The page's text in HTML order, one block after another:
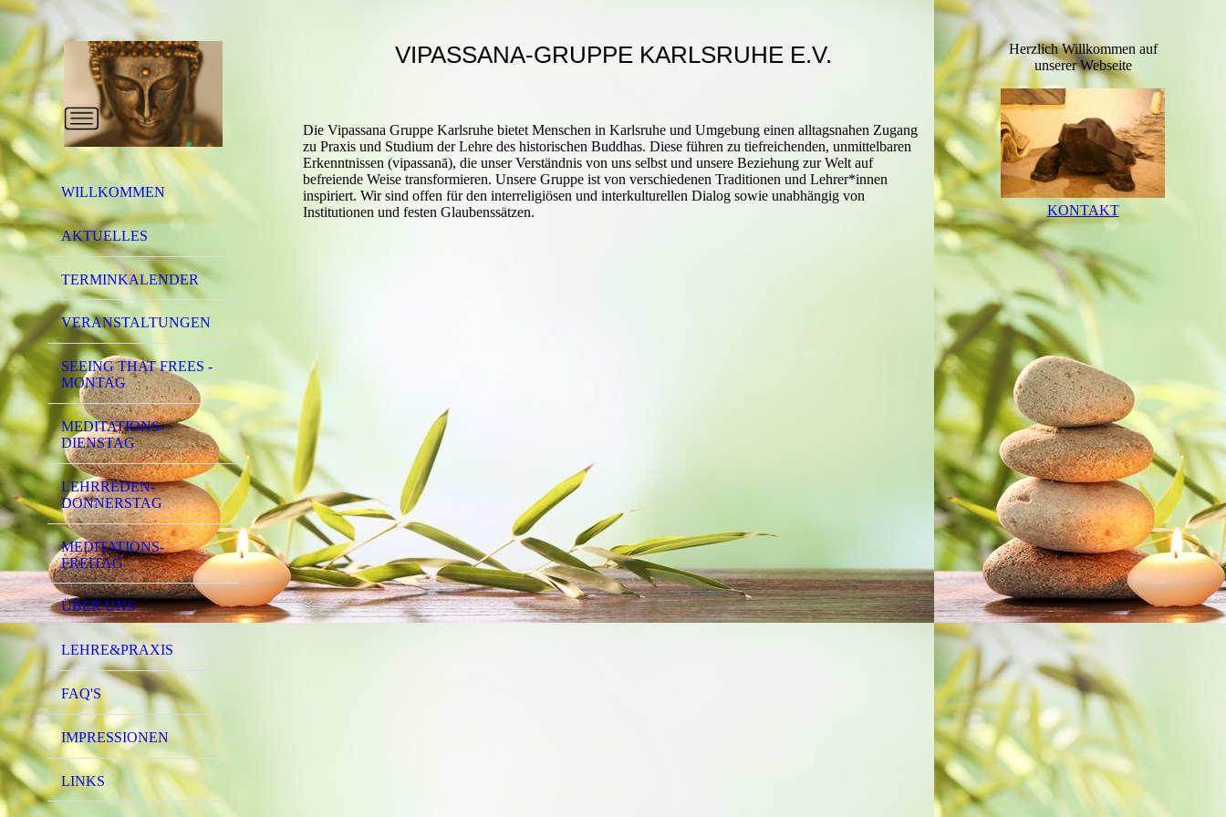
WILLKOMMEN
AKTUELLES
TERMINKALENDER
VERANSTALTUNGEN
SEEING THAT FREES -
MONTAG
MEDITATIONS-
DIENSTAG
LEHRREDEN-
DONNERSTAG
MEDITATIONS-
FREITAG
ÜBER UNS
LEHRE&PRAXIS
FAQ'S
IMPRESSIONEN
LINKS
VIPASSANA-GRUPPE KARLSRUHE E.V.
Die Vipassana Gruppe Karlsruhe bietet Menschen in Karlsruhe und Umgebung einen alltagsnahen Zugang
zu Praxis und Studium der Lehre des historischen Buddhas. Diese führen zu tiefreichenden, unmittelbaren
Erkenntnissen (vipassanā), die unser Verständnis von uns selbst und unsere Beziehung zur Welt auf
befreiende Weise transformieren. Unsere Gruppe ist von verschiedenen Traditionen und Lehrer*innen
inspiriert. Wir sind offen für den interreligiösen und interkulturellen Dialog sowie unabhängig von
Institutionen und festen Glaubenssätzen.
Herzlich Willkommen auf
unserer Webseite
KONTAKT